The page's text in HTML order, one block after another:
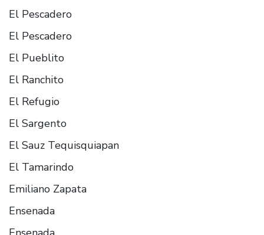
El Pescadero
El Pescadero
El Pueblito
El Ranchito
El Refugio
El Sargento
El Sauz Tequisquiapan
El Tamarindo
Emiliano Zapata
Ensenada